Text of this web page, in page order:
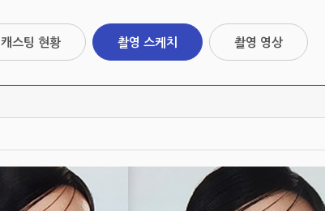
캐스팅 현황 촬영 스케치 촬영 영상